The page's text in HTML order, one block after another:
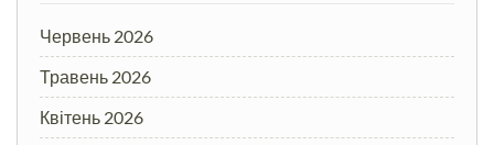
Червень 2026
Травень 2026
Квітень 2026